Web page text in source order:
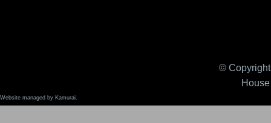
©
Website managed by Kamurai.